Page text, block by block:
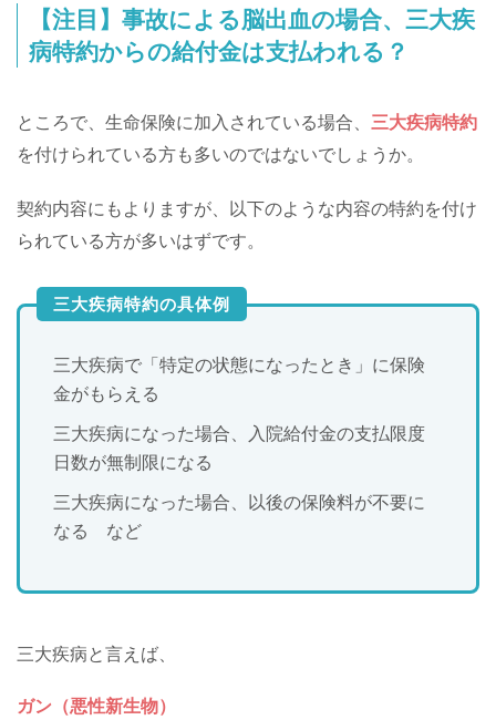
【注目】事故による脳出血の場合、三大疾
病特約からの給付金は支払われる？
ところで、生命保険に加入されている場合、 三大疾病特約
を付けられている方も多いのではないでしょうか。
契約内容にもよりますが、以下のような内容の特約を付け
られている方が多いはずです。
三大疾病特約の具体例
三大疾病で「特定の状態になったとき」に保険
金がもらえる
三大疾病になった場合、入院給付金の支払限度
日数が無制限になる
三大疾病になった場合、以後の保険料が不要に
なる など
三大疾病と言えば、
ガン（悪性新生物）